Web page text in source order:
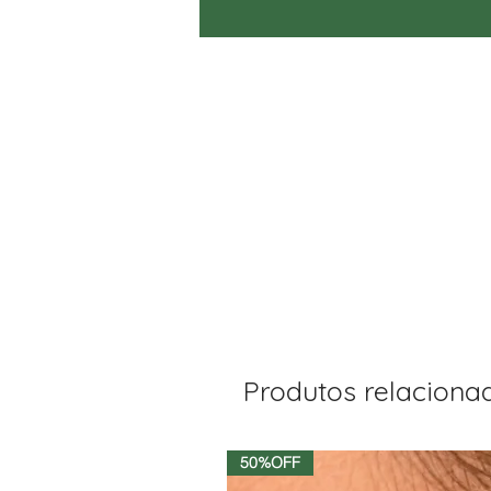
Produtos
50%OFF